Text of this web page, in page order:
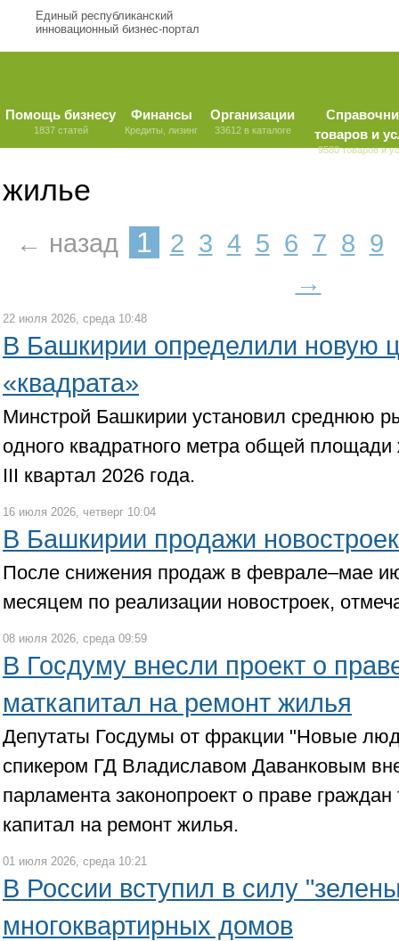
Единый республиканский
инновационный бизнес-портал
Помощь бизнесу
1837 статей
Финансы
Кредиты, лизинг
Организации
33612 в каталоге
товаров и
9580 товаров и
жилье
← назад 1 2 3 4 5 6 7 8 9
→
22 июля 2026, среда 10:48
В Башкирии определили новую
«квадрата»
Минстрой Башкирии установил среднюю
одного квадратного метра общей
III квартал 2026 года.
16 июля 2026, четверг 10:04
В Башкирии продажи
После снижения продаж в феврале–мае
месяцем по реализации новостроек,
08 июля 2026, среда 09:59
В Госдуму внесли проект о
маткапитал на ремонт жилья
Депутаты Госдумы от фракции "Новые
спикером ГД Владиславом Даванковым
парламента законопроект о праве граждан
капитал на ремонт жилья.
01 июля 2026, среда 10:21
В России вступил в силу
многоквартирных домов